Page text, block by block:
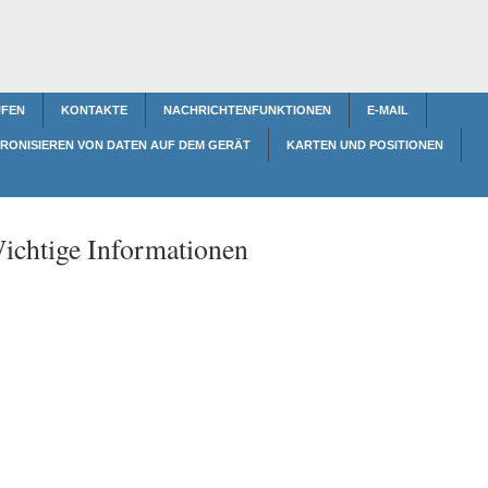
KONTAKTE NACHRICHTENFUNKTIONEN E-MAIL
VON DATEN AUF DEM GERÄT KARTEN UND POSITIONEN
Informationen